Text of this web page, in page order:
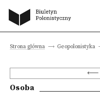
Strona główna Geopolonistyka
Osoba